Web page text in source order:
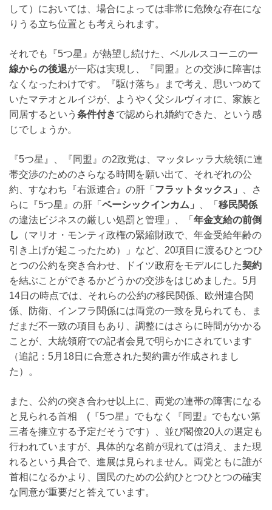
して）においては、場合によっては非常に危険な存在にな
りうる立ち位置とも考えられます。
それでも『5つ星』が熱望し続けた、ベルルスコーニの一
線からの後退が一応は実現し、『同盟』との交渉に障害は
なくなったわけです。『駆け落ち』まで考え、思いつめて
いたマテオとルイジが、ようやく父シルヴィオに、家族と
同居するという 条件付きで認められ婚約できた、という感
じでしょうか。
『5つ星』、『同盟』の2政党は、マッタレッラ大統領に連
帯交渉のためのさらなる時間を願い出て、それぞれの公
約、すなわち『右派連合』の肝「 フラットタックス」
、さ
らに『5つ星』の肝「 ベーシックインカム」 、「 移民関係
の違法ビジネスの厳しい処罰と管理」、「 年金支給の前倒
し
（マリオ・モンティ政権の緊縮財政で、年金受給年齢の
引き上げが起こったため）」など、20項目に渡るひとつひ
とつの公約を突き合わせ、ドイツ政府をモデルにした契約
を結ぶことができるかどうかの交渉をはじめました。5月
14日の時点では、それらの公約の移民関係、欧州連合関
係、防衛、インフラ関係には両党の一致を見られても、ま
だまだ不一致の項目もあり、調整にはさらに時間がかかる
ことが、大統領府での記者会見で明らかにされています
（追記：5月18日に合意された契約書が作成されまし
た）。
また、公約の突き合わせ以上に、両党の連帯の障害になる
と見られる首相 (『5つ星』でもなく『同盟』でもない第
三者を擁立する予定だそうです）、並び閣僚20人の選定も
行われていますが、具体的な名前が現れては消え、また現
れるという具合で、進展は見られません。両党ともに誰が
首相になるかより、国民のための公約ひとつひとつの確実
な同意が重要だと答えています。